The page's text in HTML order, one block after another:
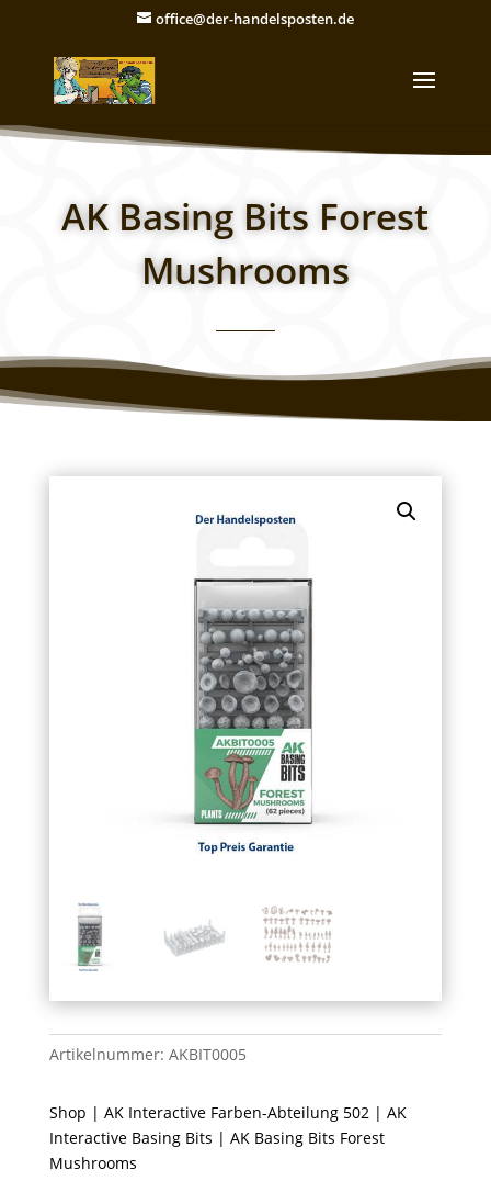
office@der-handelsposten.de
AK Basing Bits Forest
Mushrooms
Artikelnummer: AKBIT0005
Shop | AK Interactive Farben-Abteilung 502| AK
Interactive Basing Bits | AK Basing Bits Forest
Mushrooms